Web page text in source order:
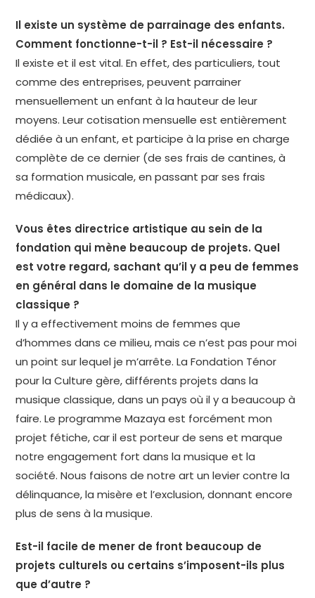
Il existe un système de parrainage des enfants.
Comment fonctionne-t-il ? Est-il nécessaire ?
Il existe et il est vital. En effet, des particuliers, tout
comme des entreprises, peuvent parrainer
mensuellement un enfant à la hauteur de leur
moyens. Leur cotisation mensuelle est entièrement
dédiée à un enfant, et participe à la prise en charge
complète de ce dernier (de ses frais de cantines, à
sa formation musicale, en passant par ses frais
médicaux).
Vous êtes directrice artistique au sein de la
fondation qui mène beaucoup de projets. Quel
est votre regard, sachant qu’il y a peu de femmes
en général dans le domaine de la musique
classique ?
Il y a effectivement moins de femmes que
d’hommes dans ce milieu, mais ce n’est pas pour moi
un point sur lequel je m’arrête. La Fondation Ténor
pour la Culture gère, différents projets dans la
musique classique, dans un pays où il y a beaucoup à
faire. Le programme Mazaya est forcément mon
projet fétiche, car il est porteur de sens et marque
notre engagement fort dans la musique et la
société. Nous faisons de notre art un levier contre la
délinquance, la misère et l’exclusion, donnant encore
plus de sens à la musique.
Est-il facile de mener de front beaucoup de
projets culturels ou certains s’imposent-ils plus
que d’autre ?